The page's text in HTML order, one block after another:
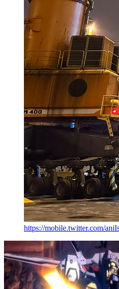
https://mobile.twitter.com/